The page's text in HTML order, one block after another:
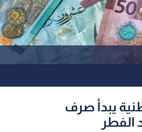
يبدأ صرف
الفطر